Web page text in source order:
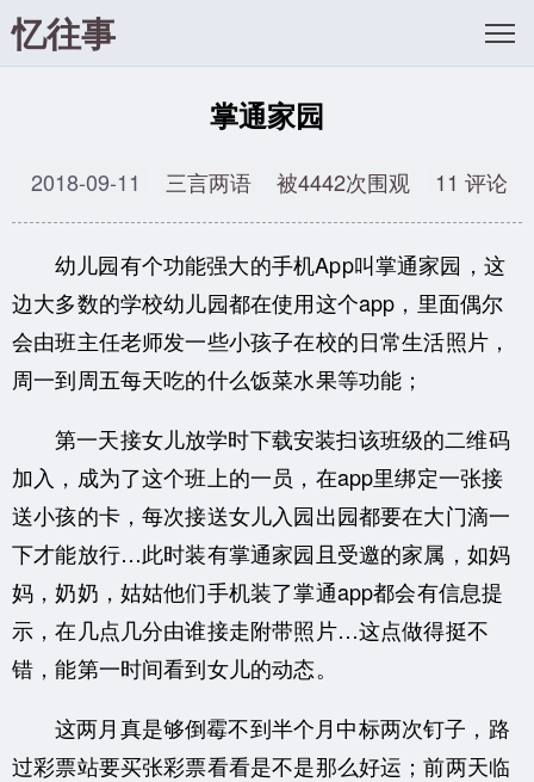
忆往事
掌通家园
2018-09-11 三言两语 被4442次围观 11 评论
幼儿园有个功能强大的手机App叫掌通家园，这
边大多数的学校幼儿园都在使用这个app，里面偶尔
会由班主任老师发一些小孩子在校的日常生活照片，
周一到周五每天吃的什么饭菜水果等功能；
第一天接女儿放学时下载安装扫该班级的二维码
加入，成为了这个班上的一员，在app里绑定一张接
送小孩的卡，每次接送女儿入园出园都要在大门滴一
下才能放行…此时装有掌通家园且受邀的家属，如妈
妈，奶奶，姑姑他们手机装了掌通app都会有信息提
示，在几点几分由谁接走附带照片…这点做得挺不
错，能第一时间看到女儿的动态。
这两月真是够倒霉不到半个月中标两次钉子，路
过彩票站要买张彩票看看是不是那么好运；前两天临